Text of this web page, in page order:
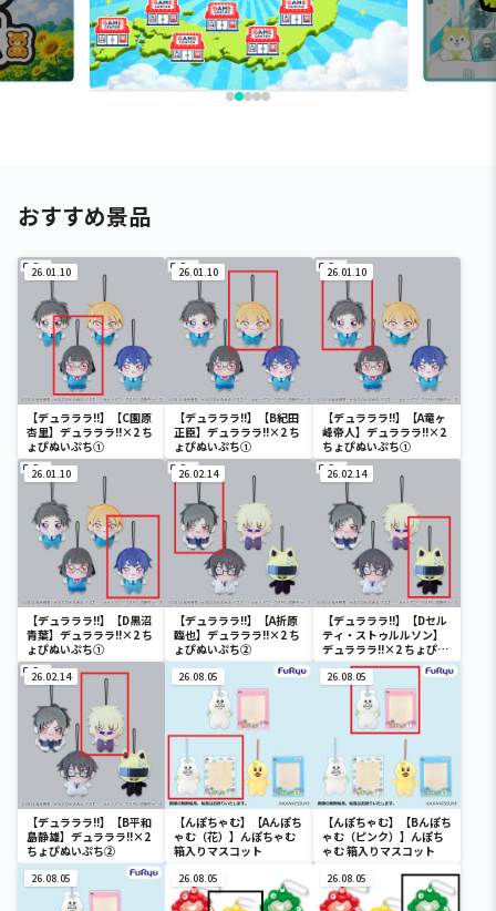
おすすめ景品
26.01.10
【デュラララ!!】【C園原
杏里】デュラララ!!×2 ち
ょぴぬいぷち①
26.01.10
【デュラララ!!】【B紀田
正臣】デュラララ!!×2 ち
ょぴぬいぷち①
26.01.10
【デュラララ!!】【A竜ヶ
峰帝人】デュラララ!!×2
ちょぴぬいぷち①
26.01.10
【デュラララ!!】【D黒沼
青葉】デュラララ!!×2 ち
ょぴぬいぷち①
26.02.14
【デュラララ!!】【A折原
臨也】デュラララ!!×2 ち
ょぴぬいぷち②
26.02.14
【デュラララ!!】【Dセル
ティ・ストゥルルソン】
デュラララ!!×2 ちょぴぬ
いぷち②
26.02.14
【デュラララ!!】【B平和
島静雄】デュラララ!!×2
ちょぴぬいぷち②
26.08.05
【んぽちゃむ】【Aんぽち
ゃむ（花）】んぽちゃむ
箱入りマスコット
26.08.05
【んぽちゃむ】【Bんぽち
ゃむ（ピンク）】んぽち
ゃむ 箱入りマスコット
26.08.05 26.08.05 26.08.05